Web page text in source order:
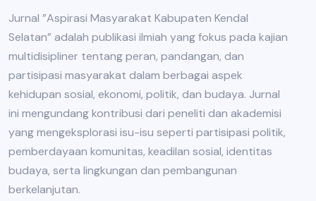
Jurnal ”Aspirasi Masyarakat Kabupaten Kendal
Selatan” adalah publikasi ilmiah yang fokus pada kajian
multidisipliner tentang peran, pandangan, dan
partisipasi masyarakat dalam berbagai aspek
kehidupan sosial, ekonomi, politik, dan budaya. Jurnal
ini mengundang kontribusi dari peneliti dan akademisi
yang mengeksplorasi isu-isu seperti partisipasi politik,
pemberdayaan komunitas, keadilan sosial, identitas
budaya, serta lingkungan dan pembangunan
berkelanjutan.